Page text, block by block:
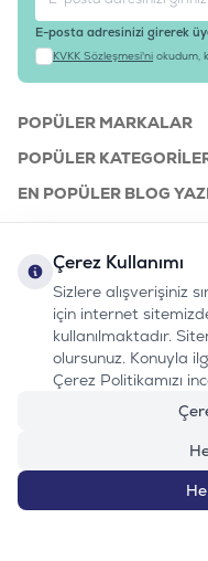
E-posta adresinizi girerek
KVKK Sözleşmesi'ni okudum,
POPÜLER MARKALAR
POPÜLER
EN POPÜLER BLOG
KURUMSAL
bizi takip edin:
Instagram
Youtube
TiktokFacebook
Linkedin
www.evinemama.com
Çerez Kullanımı
Sizlere alışverişiniz
için internet
kullanılmaktadır.
olursunuz. Konuyla
Çerez Politikamızı